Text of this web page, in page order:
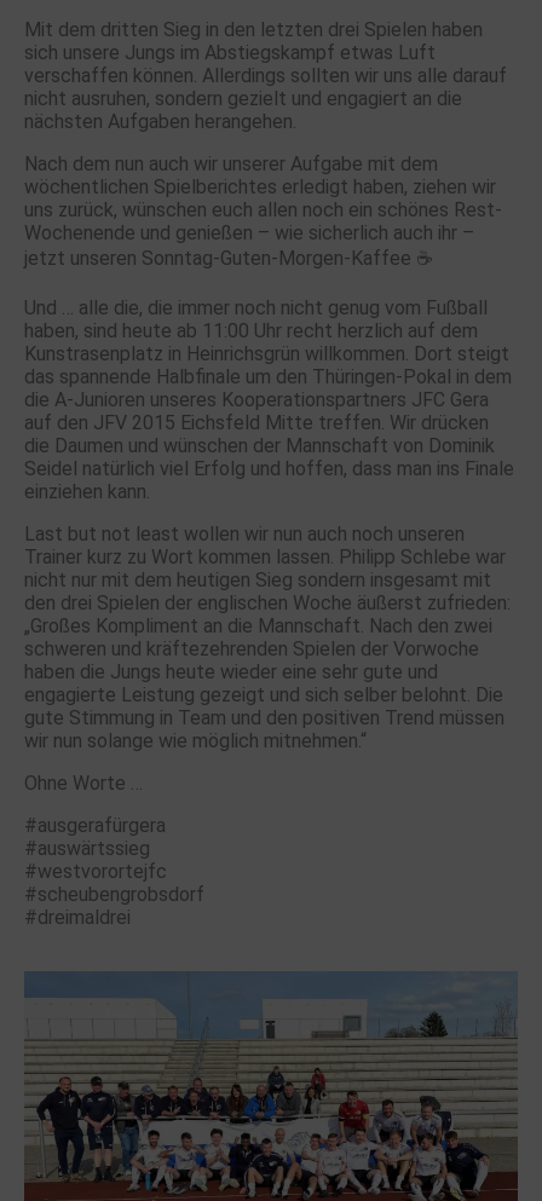
Mit dem dritten Sieg in den letzten drei Spielen haben
sich unsere Jungs im Abstiegskampf etwas Luft
verschaffen können. Allerdings sollten wir uns alle darauf
nicht ausruhen, sondern gezielt und engagiert an die
nächsten Aufgaben herangehen.
Nach dem nun auch wir unserer Aufgabe mit dem
wöchentlichen Spielberichtes erledigt haben, ziehen wir
uns zurück, wünschen euch allen noch ein schönes Rest-
Wochenende und genießen – wie sicherlich auch ihr –
jetzt unseren Sonntag-Guten-Morgen-Kaffee ☕️
Und … alle die, die immer noch nicht genug vom Fußball
haben, sind heute ab 11:00 Uhr recht herzlich auf dem
Kunstrasenplatz in Heinrichsgrün willkommen. Dort steigt
das spannende Halbfinale um den Thüringen-Pokal in dem
die A-Junioren unseres Kooperationspartners JFC Gera
auf den JFV 2015 Eichsfeld Mitte treffen. Wir drücken
die Daumen und wünschen der Mannschaft von Dominik
Seidel natürlich viel Erfolg und hoffen, dass man ins Finale
einziehen kann.
Last but not least wollen wir nun auch noch unseren
Trainer kurz zu Wort kommen lassen. Philipp Schlebe war
nicht nur mit dem heutigen Sieg sondern insgesamt mit
den drei Spielen der englischen Woche äußerst zufrieden:
„Großes Kompliment an die Mannschaft. Nach den zwei
schweren und kräftezehrenden Spielen der Vorwoche
haben die Jungs heute wieder eine sehr gute und
engagierte Leistung gezeigt und sich selber belohnt. Die
gute Stimmung in Team und den positiven Trend müssen
wir nun solange wie möglich mitnehmen.“
Ohne Worte …
#ausgerafürgera
#auswärtssieg
#westvorortejfc
#scheubengrobsdorf
#dreimaldrei